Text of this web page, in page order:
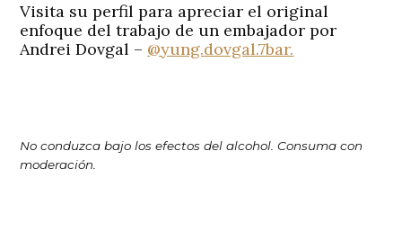
Visita su perfil para apreciar el original
enfoque del trabajo de un embajador por
Andrei Dovgal – @yung.dovgal.7bar.
No conduzca bajo los efectos del alcohol. Consuma con
moderación.